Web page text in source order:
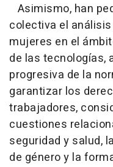
Asimismo, han
colectiva el
mujeres en el
de las tecnologías,
progresiva de la
garantizar los
trabajadores,
cuestiones
seguridad y salud,
de género y la